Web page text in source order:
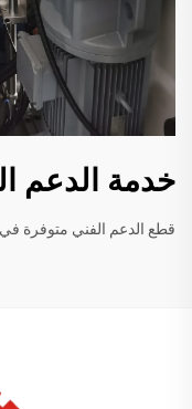
خدمة الدعم
قطع الدعم الفني متوفرة